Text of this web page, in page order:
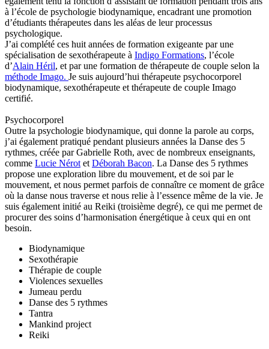
à l’école de psychologie biodynamique, encadrant une promotion
d’étudiants thérapeutes dans les aléas de leur processus
psychologique.
J’ai complété ces huit années de formation exigeante par une
spécialisation de sexothérapeute à Indigo Formations, l’école
d’Alain Héril, et par une formation de thérapeute de couple selon la
méthode Imago. Je suis aujourd’hui thérapeute psychocorporel
biodynamique, sexothérapeute et thérapeute de couple Imago
certifié.
Psychocorporel
Outre la psychologie biodynamique, qui donne la parole au corps,
j’ai également pratiqué pendant plusieurs années la Danse des 5
rythmes, créée par Gabrielle Roth, avec de nombreux enseignants,
comme Lucie Nérot et Déborah Bacon. La Danse des 5 rythmes
propose une exploration libre du mouvement, et de soi par le
mouvement, et nous permet parfois de connaître ce moment de grâce
où la danse nous traverse et nous relie à l’essence même de la vie. Je
suis également initié au Reiki (troisième degré), ce qui me permet de
procurer des soins d’harmonisation énergétique à ceux qui en ont
besoin.
Biodynamique
Sexothérapie
Thérapie de couple
Violences sexuelles
Jumeau perdu
Danse des 5 rythmes
Tantra
Mankind project
Reiki